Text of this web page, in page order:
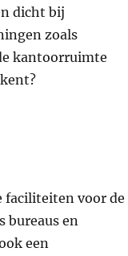
dicht bij
zoals
kantoorruimte
faciliteiten voor de
bureaus en
een